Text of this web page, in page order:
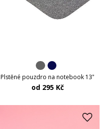
Plstěné pouzdro na notebook 13ˮ
od 295 Kč